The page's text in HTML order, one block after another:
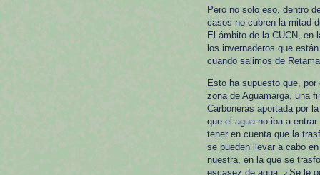
Pero no solo eso, dentro
casos no cubren la mitad
El ámbito de la CUCN, en
los invernaderos que
cuando salimos de
Esto ha supuesto que,
zona de Aguamarga, una
Carboneras aportada por
que el agua no iba a
tener en cuenta que la
se pueden llevar a cabo
nuestra, en la que se
escasez de agua. ¿Se le